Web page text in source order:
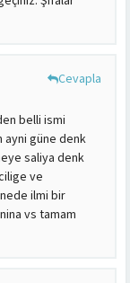
belli ismi
ayni güne denk
saliya denk
ve
ilmi bir
vs tamam
Cevapla